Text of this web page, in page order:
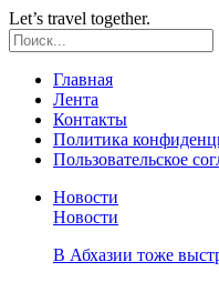
Let’s travel together.
Главная
Лента
Контакты
Политика
Пользовательское
Новости
Новости
В Абхазии тоже